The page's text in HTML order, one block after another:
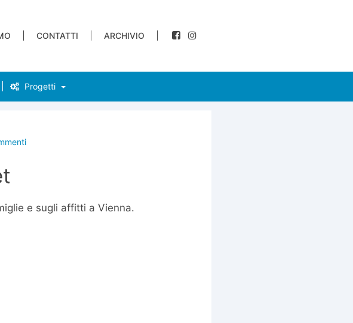
CONTATTI ARCHIVIO
Progetti
e sugli affitti a Vienna.